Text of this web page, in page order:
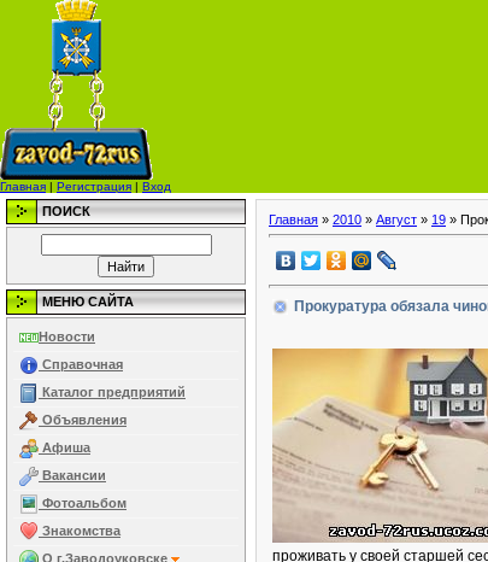
Главная | Регистрация | Вход
ПОИСК
МЕНЮ САЙТА
Новости
Справочная
Каталог предприятий
Объявления
Афиша
Вакансии
Фотоальбом
Знакомства
О г.Заводоуковске
Главная » 2010 » Август » 19 »
Прокуратура обязала
проживать у своей старшей